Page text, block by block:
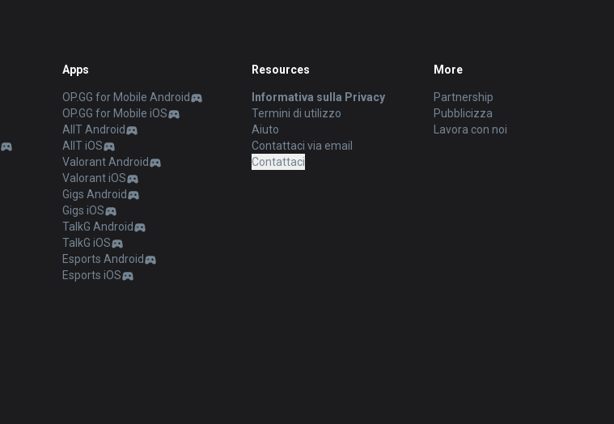
Apps
OP.GG for Mobile Android
OP.GG for Mobile iOS
AllT Android
AllT iOS
Valorant Android
Valorant iOS
Gigs Android
Gigs iOS
TalkG Android
TalkG iOS
Esports Android
Esports iOS
Resources
Informativa sulla Privacy
Termini di utilizzo
Aiuto
Contattaci via email
Contattaci
More
Partnership
Pubblicizza
Lavora con noi